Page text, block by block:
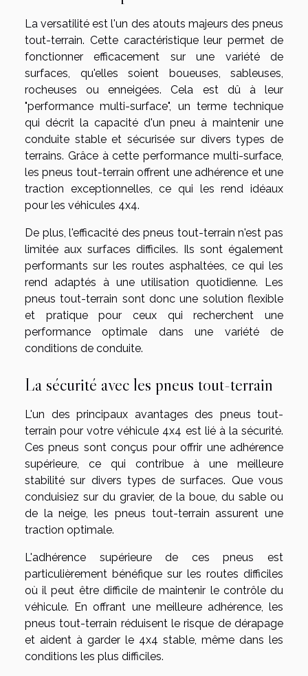
La versatilité est l'un des atouts majeurs des pneus
tout-terrain. Cette caractéristique leur permet de
fonctionner efficacement sur une variété de
surfaces, qu'elles soient boueuses, sableuses,
rocheuses ou enneigées. Cela est dû à leur
"performance multi-surface", un terme technique
qui décrit la capacité d'un pneu à maintenir une
conduite stable et sécurisée sur divers types de
terrains. Grâce à cette performance multi-surface,
les pneus tout-terrain offrent une adhérence et une
traction exceptionnelles, ce qui les rend idéaux
pour les véhicules 4x4.
De plus, l'efficacité des pneus tout-terrain n'est pas
limitée aux surfaces difficiles. Ils sont également
performants sur les routes asphaltées, ce qui les
rend adaptés à une utilisation quotidienne. Les
pneus tout-terrain sont donc une solution flexible
et pratique pour ceux qui recherchent une
performance optimale dans une variété de
conditions de conduite.
La sécurité avec les pneus tout-terrain
L'un des principaux avantages des pneus tout-
terrain pour votre véhicule 4x4 est lié à la sécurité.
Ces pneus sont conçus pour offrir une adhérence
supérieure, ce qui contribue à une meilleure
stabilité sur divers types de surfaces. Que vous
conduisiez sur du gravier, de la boue, du sable ou
de la neige, les pneus tout-terrain assurent une
traction optimale.
L'adhérence supérieure de ces pneus est
particulièrement bénéfique sur les routes difficiles
où il peut être difficile de maintenir le contrôle du
véhicule. En offrant une meilleure adhérence, les
pneus tout-terrain réduisent le risque de dérapage
et aident à garder le 4x4 stable, même dans les
conditions les plus difficiles.